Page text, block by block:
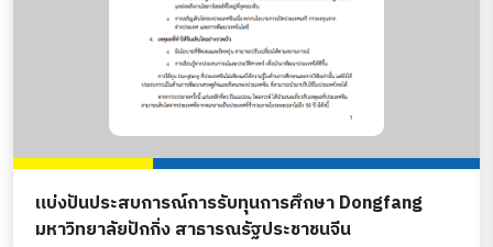
แบ่งปันประสบการณ์การรับทุนการศึกษา Dongfang
มหาวิทยาลัยปักกิ่ง สาธารณรัฐประชาชนจีน